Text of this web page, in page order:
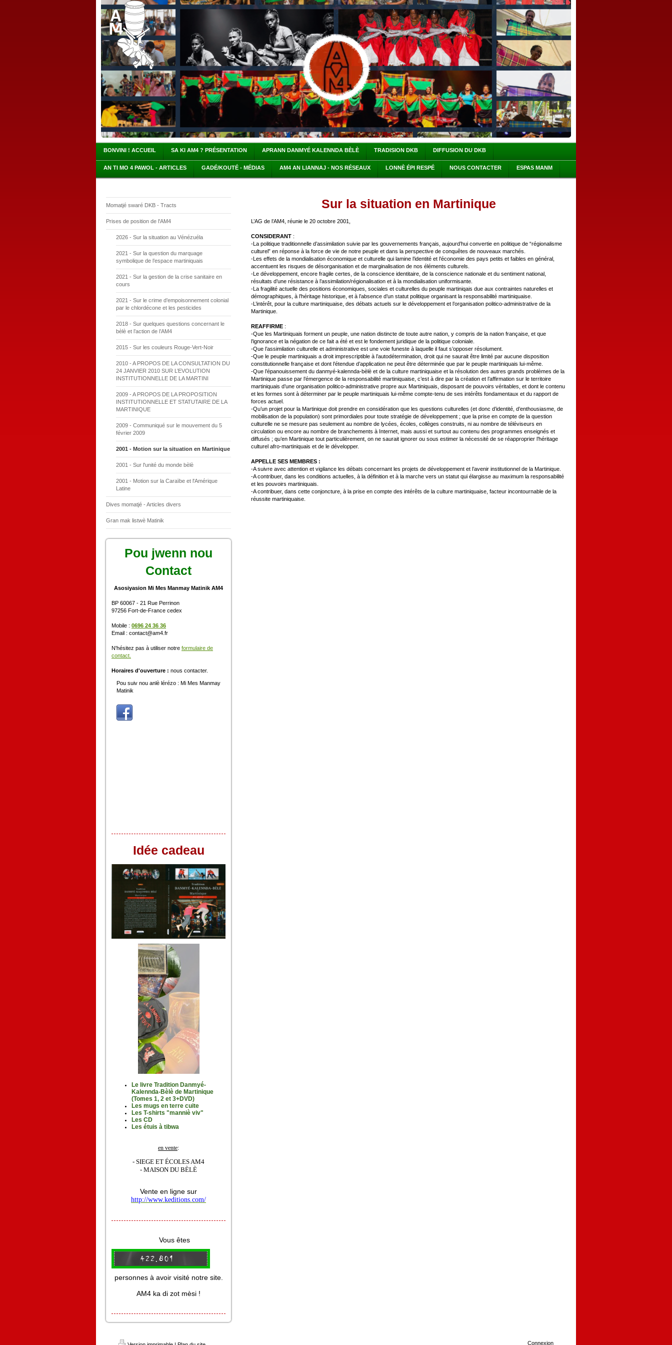
BONVINI ! ACCUEIL SA KI AM4 ? PRÉSENTATION APRANN DANMYÉ KALENNDA BÈLÈ TRADISION DKB DIFFUSION DU DKB
AN TI MO 4 PAWOL - ARTICLES GADÉ/KOUTÉ - MÉDIAS AM4 AN LIANNAJ - NOS RÉSEAUX LONNÈ ÉPI RESPÉ NOUS CONTACTER ESPAS MANM
Momatjé swaré DKB - Tracts
Prises de position de l'AM4
2026 - Sur la situation au Vénézuéla
2021 - Sur la question du marquage
symbolique de l’espace martiniquais
2021 - Sur la gestion de la crise sanitaire en
cours
2021 - Sur le crime d’empoisonnement colonial
par le chlordécone et les pesticides
2018 - Sur quelques questions concernant le
bèlè et l’action de l’AM4
2015 - Sur les couleurs Rouge-Vert-Noir
2010 - A PROPOS DE LA CONSULTATION DU
24 JANVIER 2010 SUR L’EVOLUTION
INSTITUTIONNELLE DE LA MARTINI
2009 - A PROPOS DE LA PROPOSITION
INSTITUTIONNELLE ET STATUTAIRE DE LA
MARTINIQUE
2009 - Communiqué sur le mouvement du 5
février 2009
2001 - Motion sur la situation en Martinique
2001 - Sur l'unité du monde bèlè
2001 - Motion sur la Caraïbe et l'Amérique
Latine
Dives momatjé - Articles divers
Gran mak listwè Matinik
Pou jwenn nou
Contact
Asosiyasion Mi Mes Manmay Matinik AM4
BP 60067 - 21 Rue Perrinon
97256 Fort-de-France cedex
Mobile : 0696 24 36 36
Email : contact@am4.fr
N'hésitez pas à utiliser notre formulaire de
contact.
Horaires d'ouverture : nous contacter.
Pou suiv nou anlè lérézo : Mi Mes Manmay
Matinik
Idée cadeau
Le livre Tradition Danmyé-
Kalennda-Bèlè de Martinique
(Tomes 1, 2 et 3+DVD)
Les mugs en terre cuite
Les T-shirts "manniè viv"
Les CD
Les étuis à tibwa
en vente:
- SIEGE ET ÉCOLES AM4
- MAISON DU BÈLÈ
Vente en ligne sur
http://www.keditions.com/
Vous êtes
personnes à avoir visité notre site.
AM4 ka di zot mèsi !
Sur la situation en Martinique
L’AG de l’AM4, réunie le 20 octobre 2001,
CONSIDERANT :
-La politique traditionnelle d’assimilation suivie par les gouvernements français, aujourd’hui convertie en politique de “régionalisme
culturel” en réponse à la force de vie de notre peuple et dans la perspective de conquêtes de nouveaux marchés.
-Les effets de la mondialisation économique et culturelle qui lamine l’identité et l’économie des pays petits et faibles en général,
accentuent les risques de désorganisation et de marginalisation de nos éléments culturels.
-Le développement, encore fragile certes, de la conscience identitaire, de la conscience nationale et du sentiment national,
résultats d’une résistance à l’assimilation/régionalisation et à la mondialisation uniformisante.
-La fragilité actuelle des positions économiques, sociales et culturelles du peuple martiniqais due aux contraintes naturelles et
démographiques, à l’héritage historique, et à l’absence d’un statut politique organisant la responsabilité martiniquaise.
-L’intérêt, pour la culture martiniquaise, des débats actuels sur le développement et l’organisation politico-administrative de la
Martinique.
REAFFIRME :
-Que les Martiniquais forment un peuple, une nation distincte de toute autre nation, y compris de la nation française, et que
l’ignorance et la négation de ce fait a été et est le fondement juridique de la politique coloniale.
-Que l’assimilation culturelle et administrative est une voie funeste à laquelle il faut s’opposer résolument.
-Que le peuple martiniquais a droit imprescriptible à l’autodétermination, droit qui ne saurait être limité par aucune disposition
constitutionnelle française et dont l’étendue d’application ne peut être déterminée que par le peuple martiniquais lui-même.
-Que l’épanouissement du danmyé-kalennda-bèlè et de la culture martiniquaise et la résolution des autres grands problèmes de la
Martinique passe par l’émergence de la responsabilité martiniquaise, c’est à dire par la création et l’affirmation sur le territoire
martiniquais d’une organisation politico-administrative propre aux Martiniquais, disposant de pouvoirs véritables, et dont le contenu
et les formes sont à déterminer par le peuple martiniquais lui-même compte-tenu de ses intérêts fondamentaux et du rapport de
forces actuel.
-Qu’un projet pour la Martinique doit prendre en considération que les questions culturelles (et donc d’identité, d’enthousiasme, de
mobilisation de la population) sont primordiales pour toute stratégie de développement ; que la prise en compte de la question
culturelle ne se mesure pas seulement au nombre de lycées, écoles, collèges construits, ni au nombre de téléviseurs en
circulation ou encore au nombre de branchements à Internet, mais aussi et surtout au contenu des programmes enseignés et
diffusés ; qu’en Martinique tout particulièrement, on ne saurait ignorer ou sous estimer la nécessité de se réapproprier l’héritage
culturel afro-martiniquais et de le développer.
APPELLE SES MEMBRES :
-A suivre avec attention et vigilance les débats concernant les projets de développement et l’avenir institutionnel de la Martinique.
-A contribuer, dans les conditions actuelles, à la définition et à la marche vers un statut qui élargisse au maximum la responsabilité
et les pouvoirs martiniquais.
-A contribuer, dans cette conjoncture, à la prise en compte des intérêts de la culture martiniquaise, facteur incontournable de la
réussite martiniquaise.
Connexion